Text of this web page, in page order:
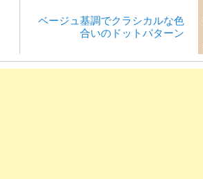
ベージュ基調でクラシカルな色
合いのドットパターン